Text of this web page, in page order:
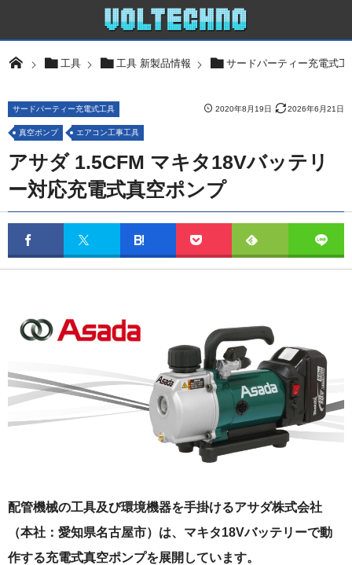
工具 工具 新製品情報 サードパーティー充電式工
2020年8月19日 2026年6月21日
サードパーティー充電式工具
真空ポンプ エアコン工事工具
アサダ 1.5CFM マキタ18Vバッテリ
ー対応充電式真空ポンプ
配管機械の工具及び環境機器を手掛けるアサダ株式会社
（本社：愛知県名古屋市）は、マキタ18Vバッテリーで動
作する充電式真空ポンプを展開しています。